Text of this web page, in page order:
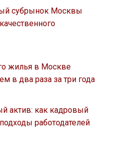
субрынок Москвы
жилья в Москве
в два раза за три года
актив: как кадровый
работодателей